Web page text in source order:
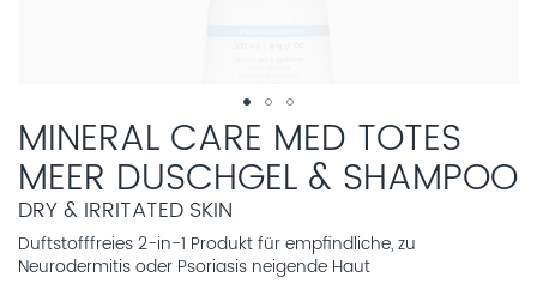
MINERAL CARE MED TOTES
MEER DUSCHGEL & SHAMPOO
DRY & IRRITATED SKIN
Duftstofffreies 2-in-1 Produkt für empfindliche, zu
Neurodermitis oder Psoriasis neigende Haut